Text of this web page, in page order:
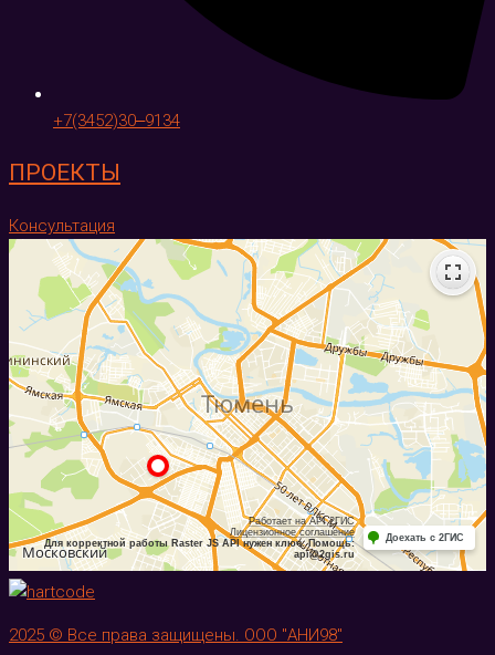
+7(3452)30‒9134
ПРОЕКТЫ
Консультация
2025 © Все права защищены. ООО "АНИ98"